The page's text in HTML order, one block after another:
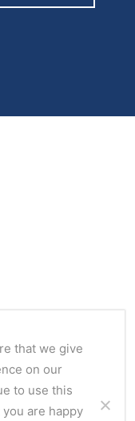
that we give
on our
to use this
are happy